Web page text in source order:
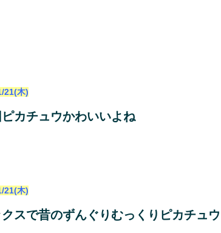
21(木)
カチュウかわいいよね
21(木)
スで昔のずんぐりむっくりピカチュ